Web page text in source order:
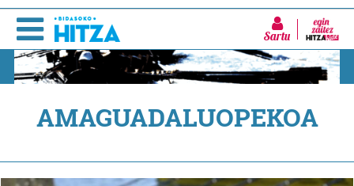
Sartu
AMAGUADALUOPEKOA